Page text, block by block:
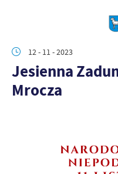
12 - 11 - 2023
Jesienna
Mrocza